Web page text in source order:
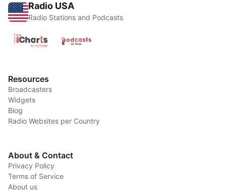
Radio USA
Radio Stations and Podcasts
Resources
Broadcasters
Widgets
Blog
Radio Websites per Country
About & Contact
Privacy Policy
Terms of Service
About us